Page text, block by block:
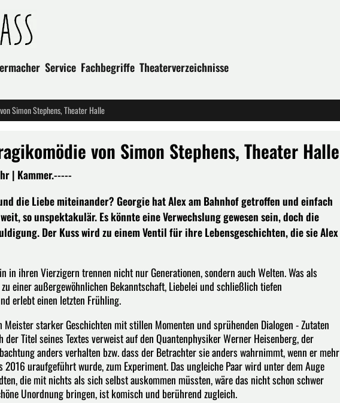
Service Fachbegriffe Theaterverzeichnisse
Simon Stephens, Theater Halle
von Simon Stephens, Theater Halle
| Kammer.-----
die Liebe miteinander? Georgie hat Alex am Bahnhof getroffen und einfach
so unspektakulär. Es könnte eine Verwechslung gewesen sein, doch die
Der Kuss wird zu einem Ventil für ihre Lebensgeschichten, die sie Alex
in ihren Vierzigern trennen nicht nur Generationen, sondern auch Welten. Was als
einer außergewöhnlichen Bekanntschaft, Liebelei und schließlich tiefen
erlebt einen letzten Frühling.
starker Geschichten mit stillen Momenten und sprühenden Dialogen - Zutaten
der Titel seines Textes verweist auf den Quantenphysiker Werner Heisenberg, der
anders verhalten bzw. dass der Betrachter sie anders wahrnimmt, wenn er mehr
2016 uraufgeführt wurde, zum Experiment. Das ungleiche Paar wird unter dem Auge
die mit nichts als sich selbst auskommen müssten, wäre das nicht schon schwer
Unordnung bringen, ist komisch und berührend zugleich.